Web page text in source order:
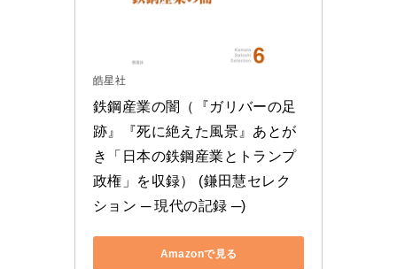
皓星社
鉄鋼産業の闇（『ガリバーの足
跡』『死に絶えた風景』あとが
き「日本の鉄鋼産業とトランプ
政権」を収録） (鎌田慧セレク
ション ─ 現代の記録 ─)
Amazonで見る